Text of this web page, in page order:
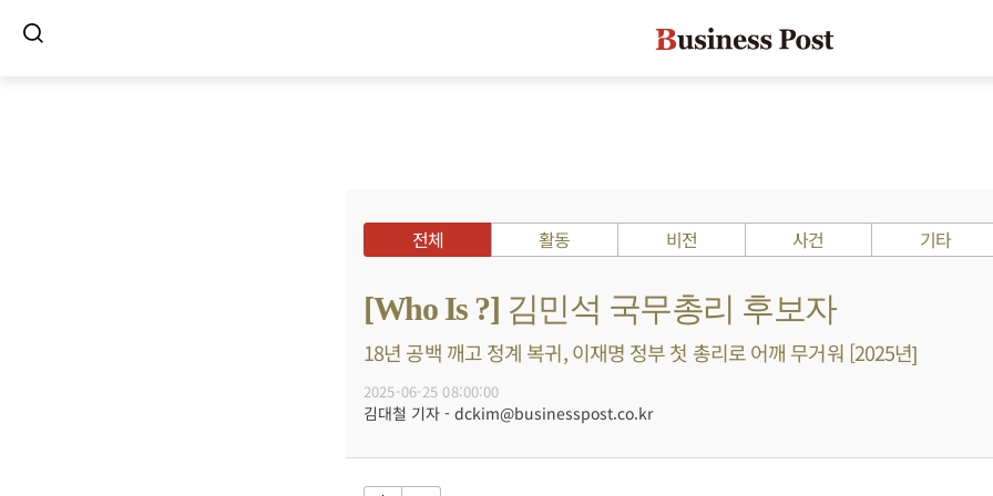
전체 활동 비전 사건 기타
[Who Is ?] 김민석 국무총리 후보자
18년 공백 깨고 정계 복귀, 이재명 정부 첫 총리로 어깨 무거워 [2025년]
2025-06-25 08:00:00
김대철 기자 - dckim@businesspost.co.kr